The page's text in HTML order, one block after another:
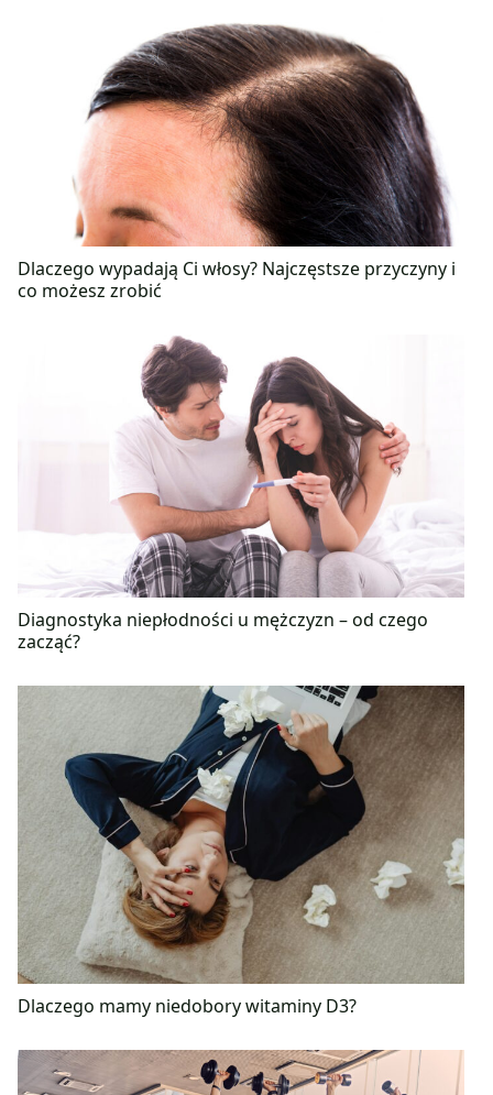
Dlaczego wypadają Ci włosy? Najczęstsze przyczyny i
co możesz zrobić
Diagnostyka niepłodności u mężczyzn – od czego
zacząć?
Dlaczego mamy niedobory witaminy D3?